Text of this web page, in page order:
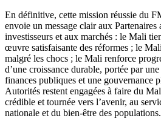
En définitive, cette mission réussie du
envoie un message clair aux
investisseurs et aux marchés : le Mali
œuvre satisfaisante des réformes ; le
malgré les chocs ; le Mali renforce
d’une croissance durable, portée par
finances publiques et une gouvernance
Autorités restent engagées à faire du
crédible et tournée vers l’avenir, au
nationale et du bien-être des populations.